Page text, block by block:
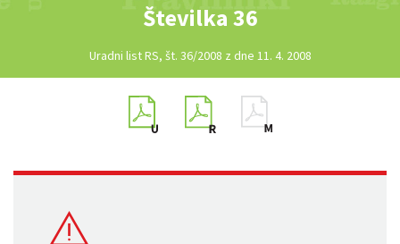
Številka 36
Uradni list RS, št. 36/2008 z dne 11. 4. 2008